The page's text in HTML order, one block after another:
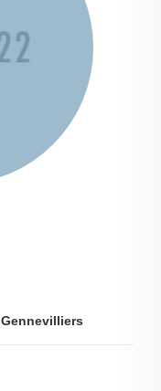
Gennevilliers